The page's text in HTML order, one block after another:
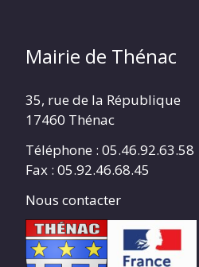
Mairie de Thénac
35, rue de la République
17460 Thénac
Téléphone : 05.46.92.63.58
Fax : 05.92.46.68.45
Nous contacter